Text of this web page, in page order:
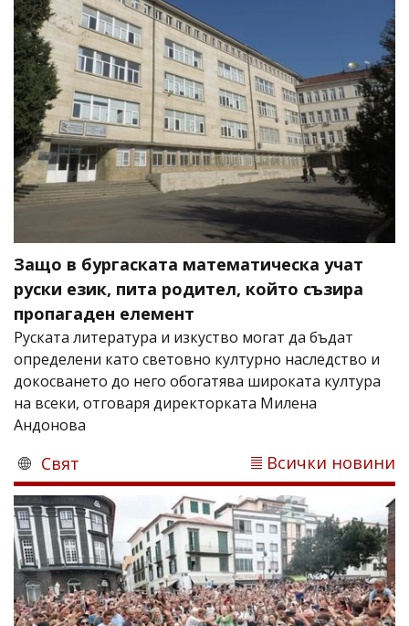
Защо в бургаската математическа учат
руски език, пита родител, който съзира
пропагаден елемент
Руската литература и изкуство могат да бъдат
определени като световно културно наследство и
докосването до него обогатява широката култура
на всеки, отговаря директорката Милена
Андонова
Свят Всички новини